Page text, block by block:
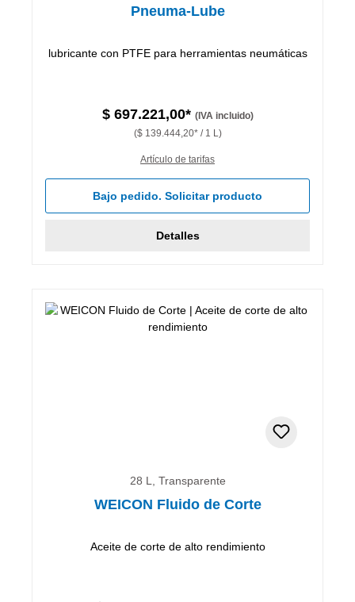
Pneuma-Lube
lubricante con PTFE para herramientas neumáticas
$ 697.221,00* (IVA incluido)
($ 139.444,20* / 1 L)
Artículo de tarifas
Bajo pedido. Solicitar producto
Detalles
28 L, Transparente
WEICON Fluido de Corte
Aceite de corte de alto rendimiento